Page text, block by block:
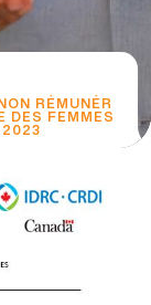
RÉMUNÉR
DES FEMMES
2023